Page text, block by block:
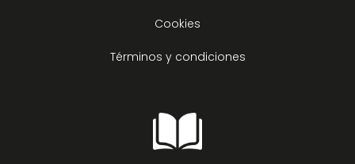
Cookies
Términos y condiciones